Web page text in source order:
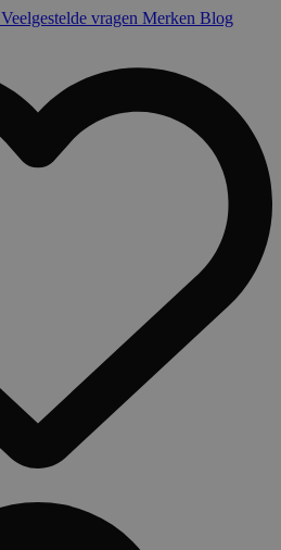
Veelgestelde vragen Merken Blog